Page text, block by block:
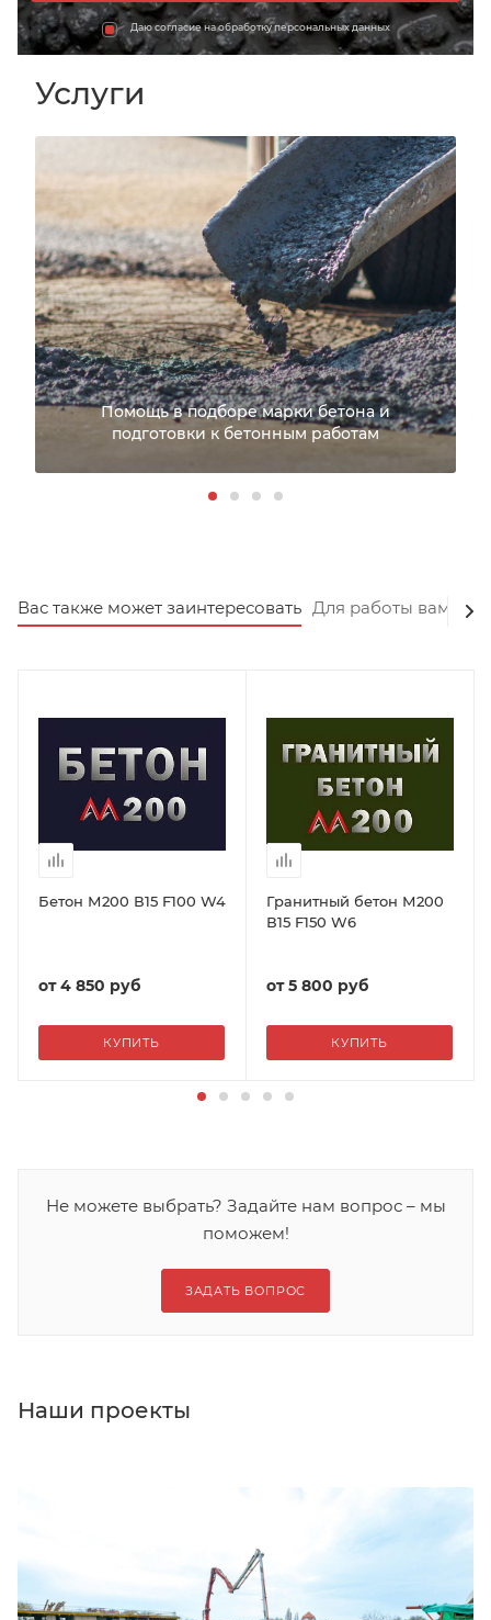
Даю согласие на обработку персональных данных
Услуги
Помощь в подборе марки бетона и
подготовки к бетонным работам
Вас также может заинтересовать Для работы вам
Бетон М200 В15 F100 W4
от4 850 руб
КУПИТЬ
Гранитный бетон М200
В15 F150 W6
от5 800 руб
КУПИТЬ
Не можете выбрать? Задайте нам вопрос – мы
поможем!
ЗАДАТЬ ВОПРОС
Наши проекты